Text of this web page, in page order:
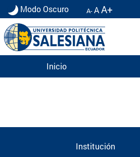
Modo Oscuro A-AA+
Inicio
Información para
Institución